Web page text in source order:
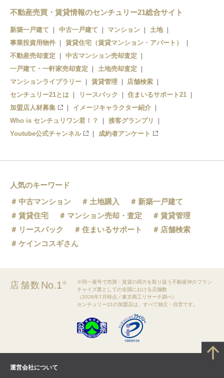
不動産売買・賃貸情報のセンチュリー21総合サイト
新築一戸建て 中古一戸建て マンション
土地
事業投資用物件
賃貸住宅（賃貸マンション・アパート）
不動産売却査定
中古マンション売却査定
一戸建て・一軒家売却査定
土地売却査定
マンションライブラリー
賃貸管理
店舗検索
センチュリー21とは
リースバック
住まいるサポート21
加盟店人材募集
イメージキャラクター紹介
Who is センチュリワン君！？
接客グランプリ
Youtube公式チャンネル
成約者アンケート
人気のキーワード
中古マンション
土地購入
新築一戸建て
賃貸住宅
マンション売却・査定
賃貸管理
リースバック
住まいるサポート
店舗検索
ケインコスギさん
店舗数 No.1※
※同一屋号で売買・賃貸の両方を取り扱う不動産仲介フラン
チャイズ業としての全国における店舗数
（2026年7月時点／東京商工リサーチ調べ）
センチュリー21の加盟店は、すべて独立・自営です。
運営会社について